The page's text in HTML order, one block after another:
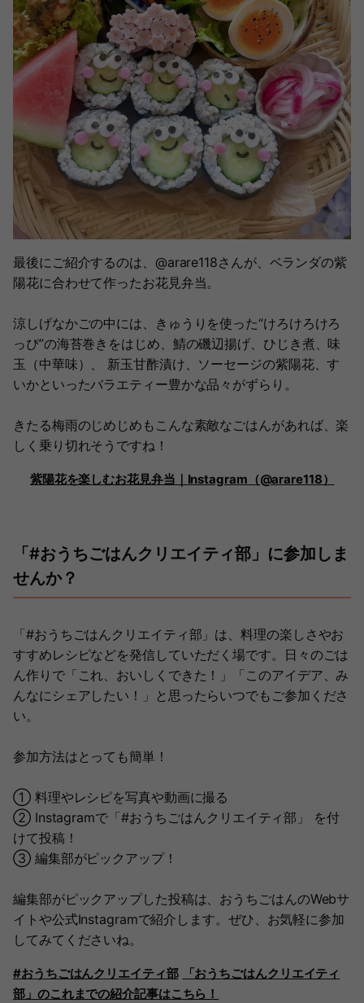
最後にご紹介するのは、@arare118さんが、ベランダの紫
陽花に合わせて作ったお花見弁当。
涼しげなかごの中には、きゅうりを使った“けろけろけろ
っぴ”の海苔巻きをはじめ、鯖の磯辺揚げ、ひじき煮、味
玉（中華味）、 新玉甘酢漬け、ソーセージの紫陽花、す
いかといったバラエティー豊かな品々がずらり。
きたる梅雨のじめじめもこんな素敵なごはんがあれば、楽
しく乗り切れそうですね！
紫陽花を楽しむお花見弁当｜Instagram（@arare118）
「#おうちごはんクリエイティ部」に参加しま
せんか？
「#おうちごはんクリエイティ部」は、料理の楽しさやお
すすめレシピなどを発信していただく場です。日々のごは
ん作りで「これ、おいしくできた！」「このアイデア、み
んなにシェアしたい！」と思ったらいつでもご参加くださ
い。
参加方法はとっても簡単！
① 料理やレシピを写真や動画に撮る
② Instagramで「#おうちごはんクリエイティ部」 を付
けて投稿！
③ 編集部がピックアップ！
編集部がピックアップした投稿は、おうちごはんのWebサ
イトや公式Instagramで紹介します。ぜひ、お気軽に参加
してみてくださいね。
#おうちごはんクリエイティ部
「おうちごはんクリエイティ
部」のこれまでの紹介記事はこちら！